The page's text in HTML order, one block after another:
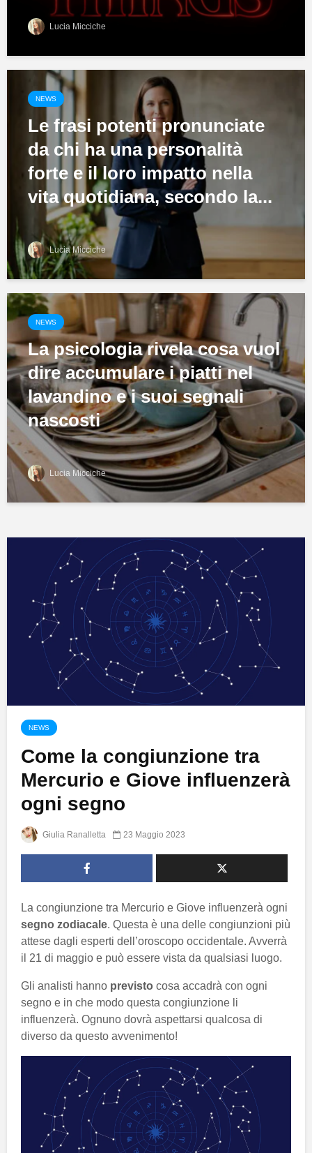
Lucia Micciche
NEWS
Le frasi potenti pronunciate
da chi ha una personalità
forte e il loro impatto nella
vita quotidiana, secondo la...
Lucia Micciche
NEWS
La psicologia rivela cosa vuol
dire accumulare i piatti nel
lavandino e i suoi segnali
nascosti
Lucia Micciche
NEWS
Come la congiunzione tra
Mercurio e Giove influenzerà
ogni segno
Giulia Ranalletta 23 Maggio 2023
La congiunzione tra Mercurio e Giove influenzerà ogni
segno zodiacale. Questa è una delle congiunzioni più
attese dagli esperti dell’oroscopo occidentale. Avverrà
il 21 di maggio e può essere vista da qualsiasi luogo.
Gli analisti hanno previsto cosa accadrà con ogni
segno e in che modo questa congiunzione li
influenzerà. Ognuno dovrà aspettarsi qualcosa di
diverso da questo avvenimento!